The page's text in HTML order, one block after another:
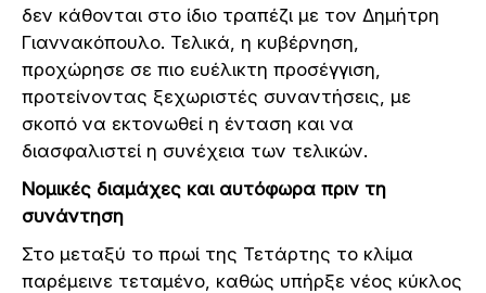
δεν κάθονται στο ίδιο τραπέζι με τον Δημήτρη
Γιαννακόπουλο. Τελικά, η κυβέρνηση,
προχώρησε σε πιο ευέλικτη προσέγγιση,
προτείνοντας ξεχωριστές συναντήσεις, με
σκοπό να εκτονωθεί η ένταση και να
διασφαλιστεί η συνέχεια των τελικών.
Νομικές διαμάχες και αυτόφωρα πριν τη
συνάντηση
Στο μεταξύ το πρωί της Τετάρτης το κλίμα
παρέμεινε τεταμένο, καθώς υπήρξε νέος κύκλος